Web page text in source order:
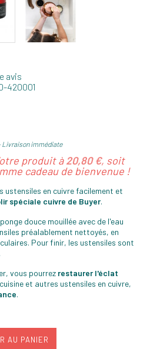
avis
420001
Livraison immédiate
produit à20,80 €, soit
cadeau de bienvenue !
ustensiles en cuivre facilement et
spéciale cuivre de Buyer.
douce mouillée avec de l'eau
préalablement nettoyés, en
Pour finir, les ustensiles sont
vous pourrez restaurer l'éclat
et autres ustensiles en cuivre,
.
AU PANIER